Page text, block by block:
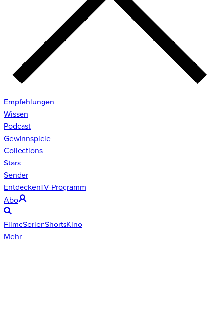
Empfehlungen
Wissen
Podcast
Gewinnspiele
Collections
Stars
Sender
EntdeckenTV-Programm
Abo
FilmeSerienShortsKino
Mehr